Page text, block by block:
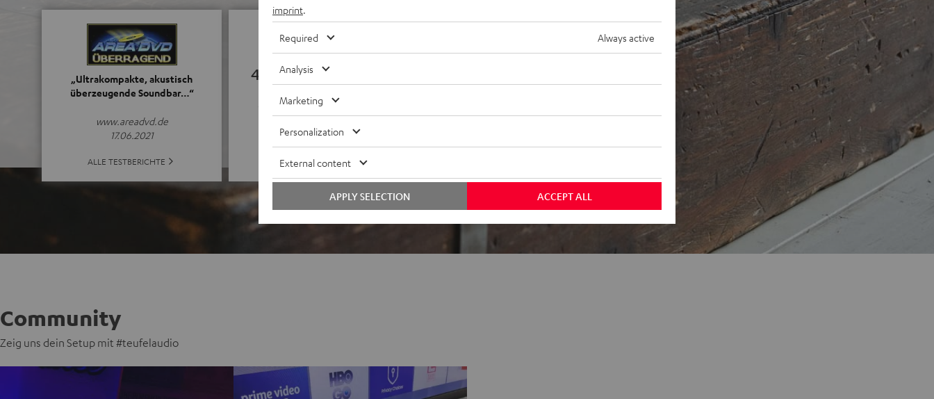
„Ultrakompakte, akustisch
überzeugende Soundbar…“
www.areadvd.de
17.06.2021
ALLE TESTBERICHTE
4.63
(4.63 von 5 bei 694 Bewertungen)
ALLE BEWERTUNGEN
Community
Zeig uns dein Setup mit #teufelaudio
imprint
Required Always active
Analysis
Marketing
Personalization
External content
ACCEPT ALL
APPLY SELECTION